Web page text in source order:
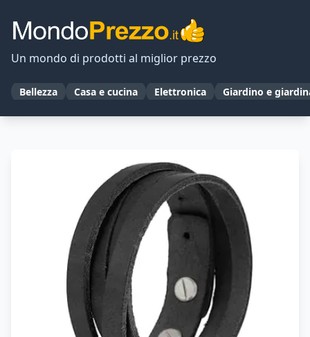
Un mondo di prodotti al miglior prezzo
Bellezza Casa e cucina Elettronica Giardino e